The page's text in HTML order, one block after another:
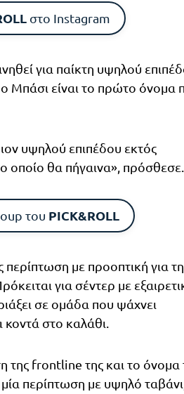
στο Instagram
για παίκτη υψηλού
Μπάσι είναι το πρώτο όνομα
υψηλού επιπέδου εκτός
οποίο θα πήγαινα», πρόσθεσε.
του PICK&ROLL
με προοπτική για
για σέντερ με
σε ομάδα που ψάχνει
κοντά στο καλάθι.
της frontline της και το όνομα
περίπτωση με υψηλό